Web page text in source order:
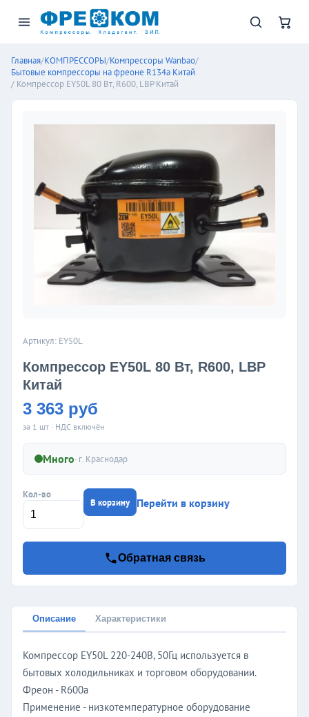
Главная/КОМПРЕССОРЫ/Компрессоры Wanbao/
Бытовые компрессоры на фреоне R134a Китай
/ Компрессор EY50L 80 Вт, R600, LBP Китай
Артикул: EY50L
Компрессор EY50L 80 Вт, R600, LBP
Китай
3 363 руб
за 1 шт · НДС включён
Много· г. Краснодар
Кол-во
В корзину Перейти в корзину
Обратная связь
Описание Характеристики
Компрессор EY50L 220-240В, 50Гц используется в
бытовых холодильниках и торговом оборудовании.
Фреон - R600а
Применение - низкотемпературное оборудование